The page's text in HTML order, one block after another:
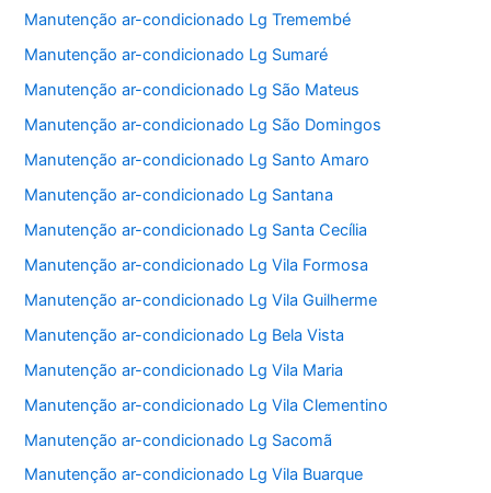
Manutenção ar-condicionado Lg Tremembé
Manutenção ar-condicionado Lg Sumaré
Manutenção ar-condicionado Lg São Mateus
Manutenção ar-condicionado Lg São Domingos
Manutenção ar-condicionado Lg Santo Amaro
Manutenção ar-condicionado Lg Santana
Manutenção ar-condicionado Lg Santa Cecília
Manutenção ar-condicionado Lg Vila Formosa
Manutenção ar-condicionado Lg Vila Guilherme
Manutenção ar-condicionado Lg Bela Vista
Manutenção ar-condicionado Lg Vila Maria
Manutenção ar-condicionado Lg Vila Clementino
Manutenção ar-condicionado Lg Sacomã
Manutenção ar-condicionado Lg Vila Buarque